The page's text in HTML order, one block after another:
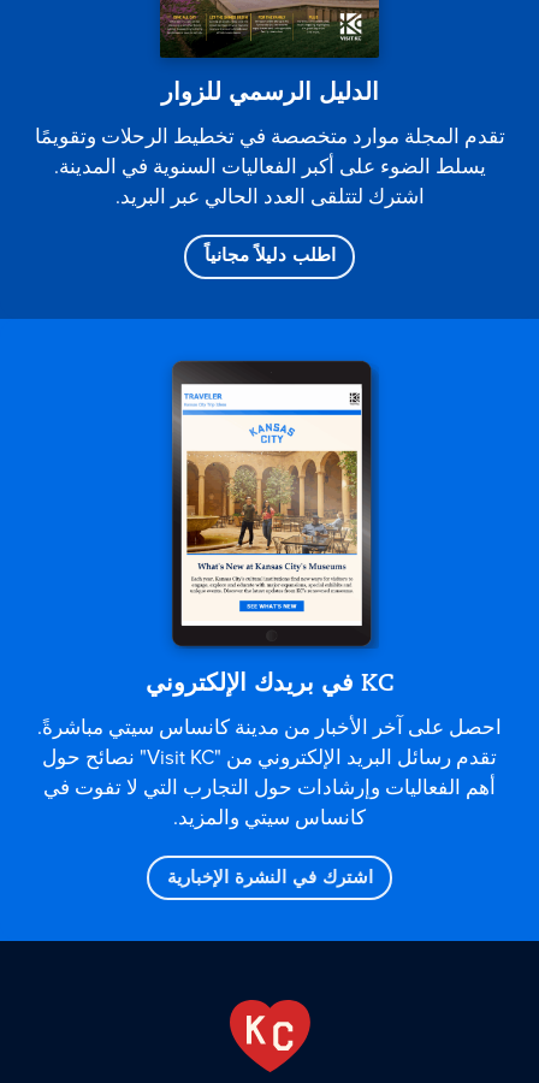
الدليل الرسمي للزوار
تقدم المجلة موارد متخصصة في تخطيط الرحلات وتقويمًا
يسلط الضوء على أكبر الفعاليات السنوية في المدينة.
اشترك لتتلقى العدد الحالي عبر البريد.
اطلب دليلاً مجانياً
KC في بريدك الإلكتروني
احصل على آخر الأخبار من مدينة كانساس سيتي مباشرةً.
تقدم رسائل البريد الإلكتروني من "Visit KC" نصائح حول
أهم الفعاليات وإرشادات حول التجارب التي لا تفوت في
كانساس سيتي والمزيد.
اشترك في النشرة الإخبارية